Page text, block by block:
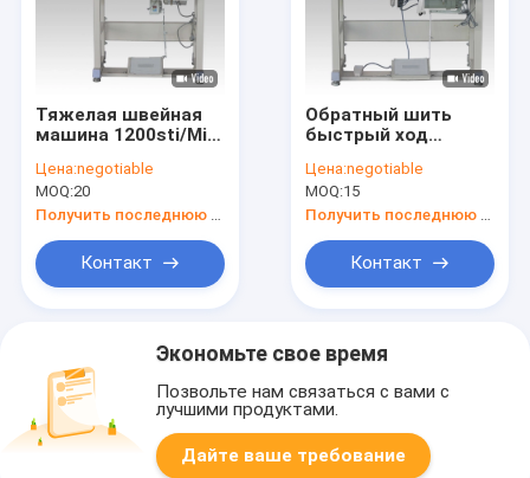
Тяжелая швейная
машина 1200sti/Min
сильное JX2560
потока FIBC
особенная
Цена:negotiable
MOQ:20
Контакт
Обратный шить
быстрый ход
швейной машины
FIBC толстый
материальный
Цена:negotiable
MOQ:15
Контакт
Экономьте свое время
Позвольте нам связаться с вами с
лучшими продуктами.
Дайте ваше требование